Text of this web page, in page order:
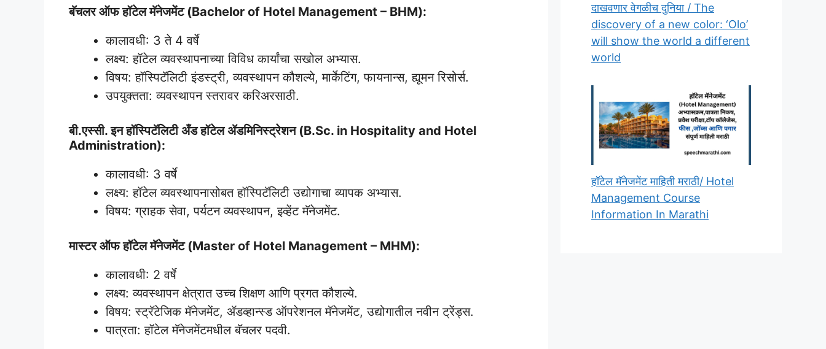
बॅचलर ऑफ हॉटेल मॅनेजमेंट (Bachelor of Hotel Management – BHM):
कालावधी: 3 ते 4 वर्षे
लक्ष्य: हॉटेल व्यवस्थापनाच्या विविध कार्यांचा सखोल अभ्यास.
विषय: हॉस्पिटॅलिटी इंडस्ट्री, व्यवस्थापन कौशल्ये, मार्केटिंग, फायनान्स, ह्यूमन रिसोर्स.
उपयुक्तता: व्यवस्थापन स्तरावर करिअरसाठी.
बी.एस्सी. इन हॉस्पिटॅलिटी अँड हॉटेल ॲडमिनिस्ट्रेशन (B.Sc. in Hospitality and Hotel
Administration):
कालावधी: 3 वर्षे
लक्ष्य: हॉटेल व्यवस्थापनासोबत हॉस्पिटॅलिटी उद्योगाचा व्यापक अभ्यास.
विषय: ग्राहक सेवा, पर्यटन व्यवस्थापन, इव्हेंट मॅनेजमेंट.
मास्टर ऑफ हॉटेल मॅनेजमेंट (Master of Hotel Management – MHM):
कालावधी: 2 वर्षे
लक्ष्य: व्यवस्थापन क्षेत्रात उच्च शिक्षण आणि प्रगत कौशल्ये.
विषय: स्ट्रॅटेजिक मॅनेजमेंट, ॲडव्हान्स्ड ऑपरेशनल मॅनेजमेंट, उद्योगातील नवीन ट्रेंड्स.
पात्रता: हॉटेल मॅनेजमेंटमधील बॅचलर पदवी.
दाखवणार वेगळीच दुनिया / The
discovery of a new color: ‘Olo’
will show the world a different
world
हॉटेल मॅनेजमेंट माहिती मराठी/ Hotel
Management Course
Information In Marathi